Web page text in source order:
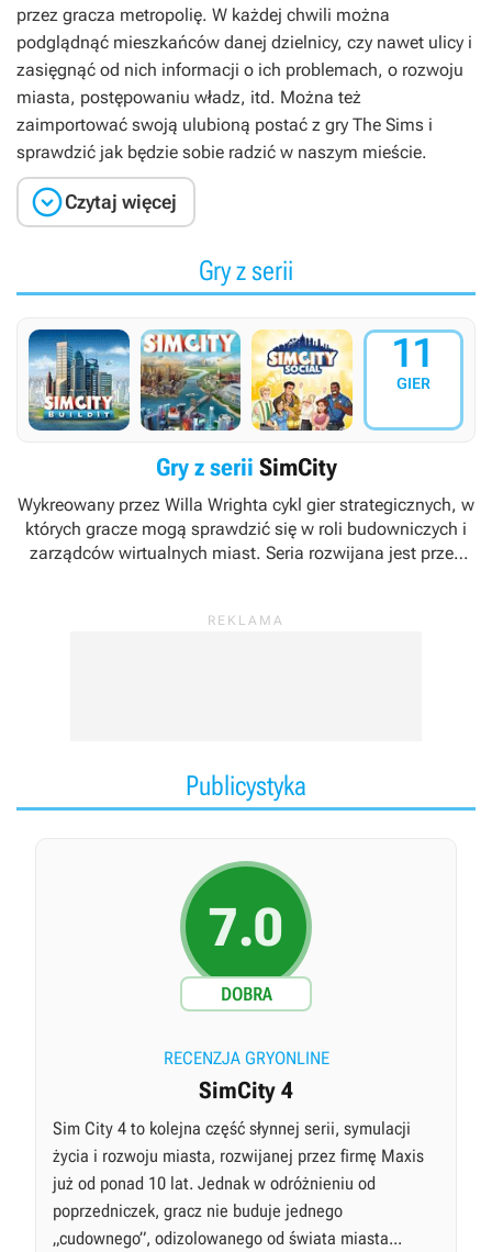
przez gracza metropolię. W każdej chwili można
podglądnąć mieszkańców danej dzielnicy, czy nawet ulicy i
zasięgnąć od nich informacji o ich problemach, o rozwoju
miasta, postępowaniu władz, itd. Można też
zaimportować swoją ulubioną postać z gry The Sims i
sprawdzić jak będzie sobie radzić w naszym mieście.
Czytaj więcej
Gry z serii
11
GIER
Gry z serii SimCity
Wykreowany przez Willa Wrighta cykl gier strategicznych, w
których gracze mogą sprawdzić się w roli budowniczych i
zarządców wirtualnych miast. Seria rozwijana jest przez
Entertainment).
Publicystyka
7.0
DOBRA
RECENZJA GRYONLINE
SimCity 4
Sim City 4 to kolejna część słynnej serii, symulacji
życia i rozwoju miasta, rozwijanej przez firmę Maxis
już od ponad 10 lat. Jednak w odróżnieniu od
poprzedniczek, gracz nie buduje jednego
„cudownego”, odizolowanego od świata miasta...